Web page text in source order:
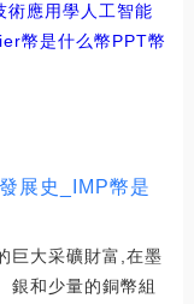
術應用學人工智能
幣是什么幣PPT幣
展史_IMP幣是
巨大采礦財富,在墨
銀和少量的銅幣組